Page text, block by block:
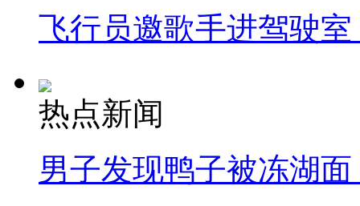
飞行员邀歌手进驾驶
热点新闻
男子发现鸭子被冻湖